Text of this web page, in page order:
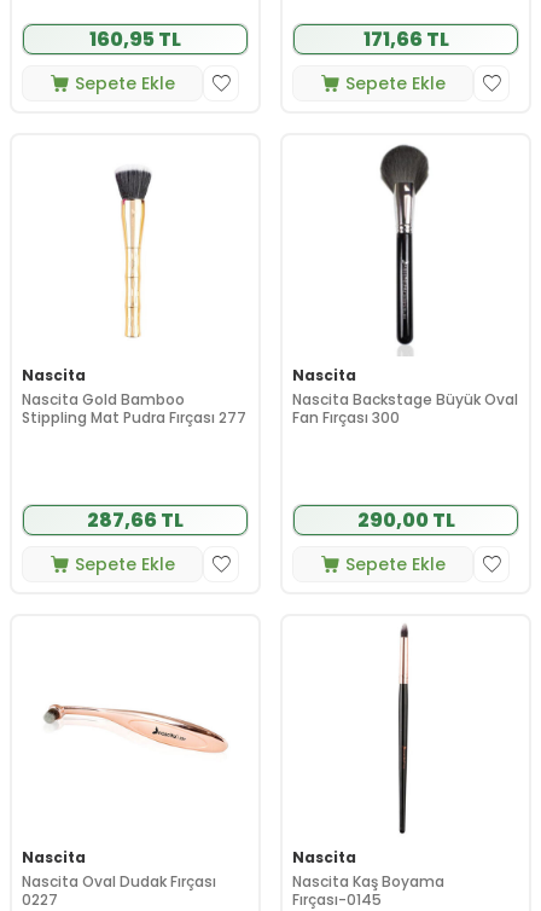
160,95 TL
Sepete Ekle
171,66 TL
Sepete Ekle
Nascita
Nascita Gold Bamboo
Stippling Mat Pudra Fırçası 277
287,66 TL
Sepete Ekle
Nascita
Nascita Backstage Büyük Oval
Fan Fırçası 300
290,00 TL
Sepete Ekle
Nascita
Nascita Oval Dudak Fırçası
0227
Nascita
Nascita Kaş Boyama
Fırçası-0145